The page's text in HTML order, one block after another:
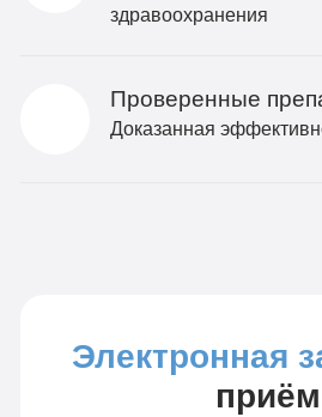
здравоохранения
Проверенные
Доказанная
Электронная
приём